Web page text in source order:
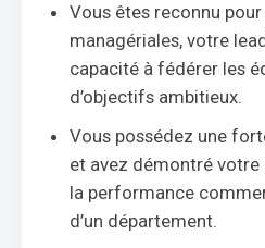
Vous êtes reconnu
managériales, votre
capacité à fédérer les
d’objectifs ambitieux.
Vous possédez une
et avez démontré
la performance
d’un département.